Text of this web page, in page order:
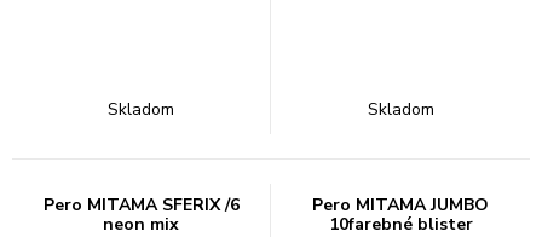
Skladom Skladom
Pero MITAMA SFERIX /6
neon mix
Pero MITAMA JUMBO
10farebné blister